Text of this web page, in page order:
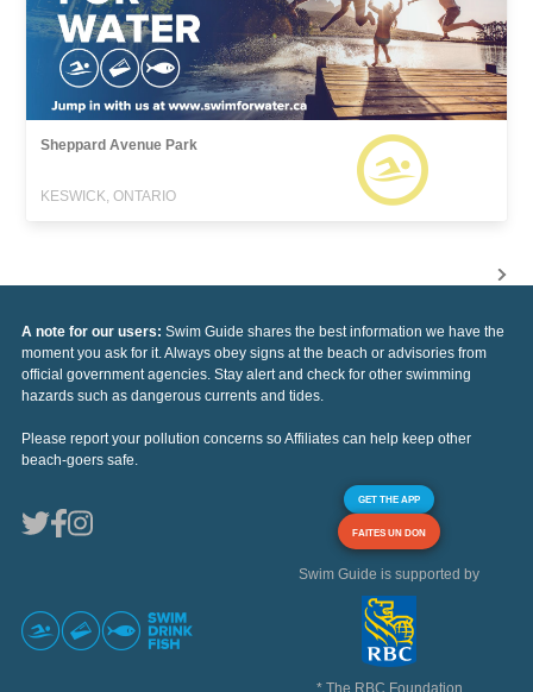
Sheppard Avenue Park
KESWICK, ONTARIO
A note for our users: Swim Guide shares the best information we have the
moment you ask for it. Always obey signs at the beach or advisories from
official government agencies. Stay alert and check for other swimming
hazards such as dangerous currents and tides.
Please report your pollution concerns so Affiliates can help keep other
beach-goers safe.
GET THE APP
FAITES UN DON
Swim Guide is supported by